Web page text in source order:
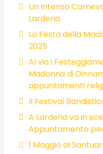
Un intenso
Larderia
La Festa della
2025
Al via i
Madonna di
appuntamenti
Il Festival
A Larderia va in
Appuntamento
1 Maggio al